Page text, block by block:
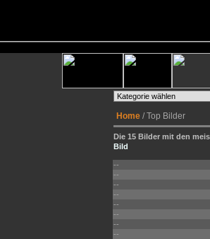
Home / Top Bilder
Die 15 Bilder mit den
Bild
--
--
--
--
--
--
--
--